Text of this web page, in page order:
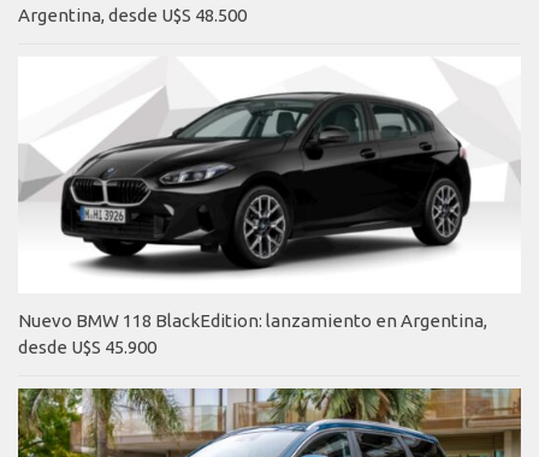
Argentina, desde U$S 48.500
Nuevo BMW 118 BlackEdition: lanzamiento en Argentina,
desde U$S 45.900